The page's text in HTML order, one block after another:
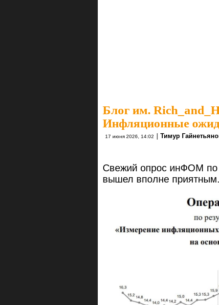
Блог им.
Инфляционные
17 июня 2026, 14:02 Тимур
Свежий опрос инФОМ
вышел вполне